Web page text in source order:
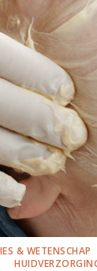
& WETENSCHAP